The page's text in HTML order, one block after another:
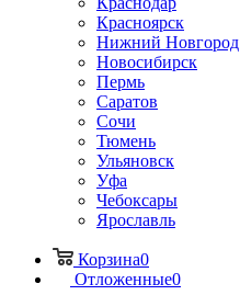
Красноярск
Нижний Новгород
Новосибирск
Пермь
Саратов
Сочи
Тюмень
Ульяновск
Уфа
Чебоксары
Ярославль
Корзина0
Отложенные0